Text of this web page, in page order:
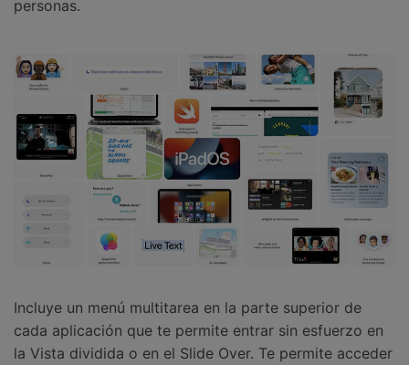
personas.
Incluye un menú multitarea en la parte superior de
cada aplicación que te permite entrar sin esfuerzo en
la Vista dividida o en el Slide Over. Te permite acceder